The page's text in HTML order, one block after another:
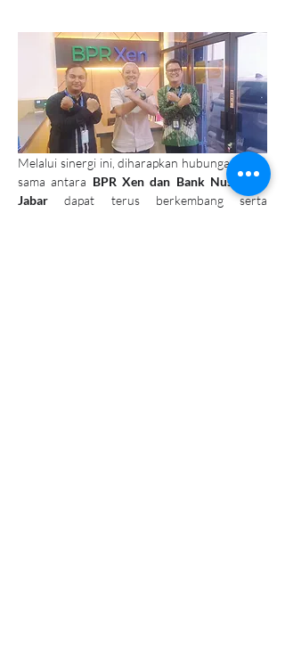
Melalui sinergi ini, diharapkan hubungan kerja
sama antara BPR Xen dan Bank Nusumma
Jabar dapat terus berkembang serta